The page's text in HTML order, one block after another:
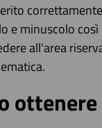
e minuscolo
all'area